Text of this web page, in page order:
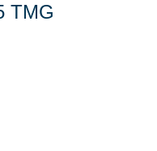
TMG